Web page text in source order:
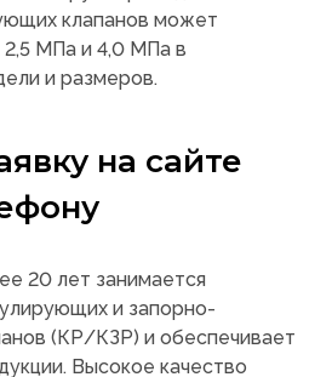
клапанов может
2,5 МПа и 4,0 МПа в
и размеров.
на сайте
20 лет занимается
и запорно-
(КР/КЗР) и обеспечивает
Высокое качество